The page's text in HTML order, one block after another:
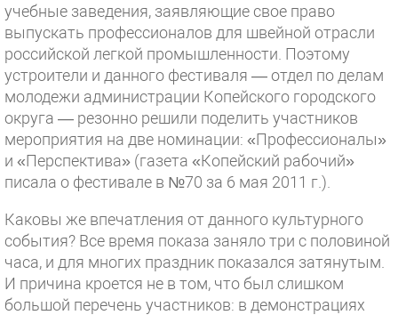
учебные заведения, заявляющие свое право
выпускать профессионалов для швейной отрасли
российской легкой промышленности. Поэтому
устроители и данного фестиваля — отдел по делам
молодежи администрации Копейского городского
округа — резонно решили поделить участников
мероприятия на две номинации: «Профессионалы»
и «Перспектива» (газета «Копейский рабочий»
писала о фестивале в №70 за 6 мая 2011 г.).
Каковы же впечатления от данного культурного
события? Все время показа заняло три с половиной
часа, и для многих праздник показался затянутым.
И причина кроется не в том, что был слишком
большой перечень участников: в демонстрациях